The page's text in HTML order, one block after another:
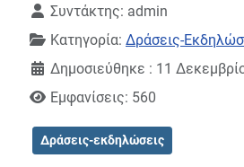
Συντάκτης: admin
Κατηγορία: Δράσεις-
Δημοσιεύθηκε : 11
Εμφανίσεις: 560
Δράσεις-εκδηλώσεις